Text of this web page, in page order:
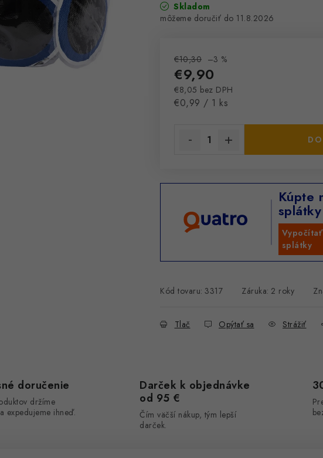
Skladom
11.8.2026
€10,30 –3 %
€9,90
€8,05 bez DPH
Jednotková cena:
€0,99 / 1 ks
Kúpte
splátky
Vypočítať
splátky
Kód tovaru: 3317 Záruka: 2 roky
Tlač Opýtať sa Strážiť
doručenie
držíme
expedujeme ihneď.
Darček k objednávke
od 95 €
Čím väčší nákup, tým lepší
darček.